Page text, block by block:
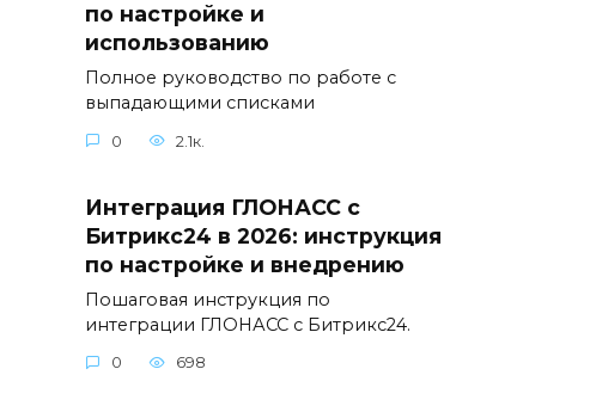
по настройке и
использованию
Полное руководство по работе с
выпадающими списками
0 2.1к.
Интеграция ГЛОНАСС с
Битрикс24 в 2026: инструкция
по настройке и внедрению
Пошаговая инструкция по
интеграции ГЛОНАСС с Битрикс24.
0 698